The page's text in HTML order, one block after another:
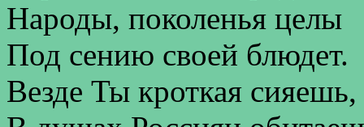
Народы, поколенья целы
Под сению своей блюдет.
Везде Ты кроткая сияешь,